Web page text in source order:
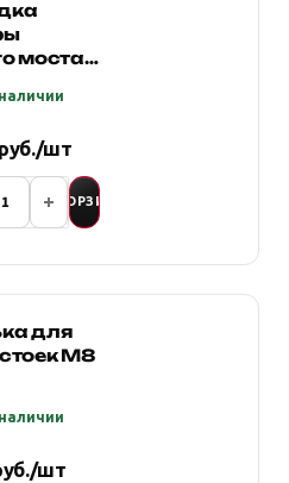
моста
шт
В КОРЗИНУ
для
М8
шт